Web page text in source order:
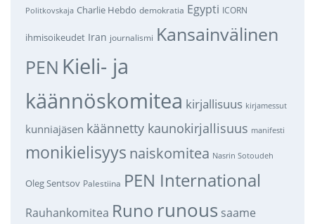
Politkovskaja Charlie Hebdo demokratia Egypti ICORN
ihmisoikeudet Iran journalismi Kansainvälinen
PEN Kieli- ja
käännöskomitea kirjallisuus kirjamessut
kunniajäsen käännetty kaunokirjallisuus manifesti
monikielisyys naiskomitea Nasrin Sotoudeh
Oleg Sentsov Palestiina PEN International
Rauhankomitea Runo runous saame